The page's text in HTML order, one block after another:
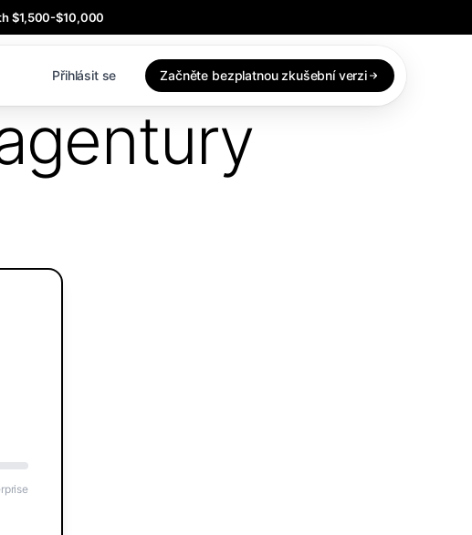
$1,500-$10,000
Přihlásit se Začněte bezplatnou zkušební verzi